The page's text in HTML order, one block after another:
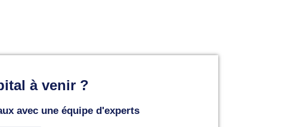
à venir ?
avec une équipe d'experts